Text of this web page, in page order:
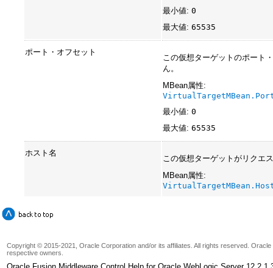
最小値: 0
最大値: 65535
ポート・オフセット
この仮想ターゲットのポート
ん。
MBean属性:
最小値: 0
最大値: 65535
ホスト名
この仮想ターゲットがリクエ
MBean属性:
Copyright © 2015-2021, Oracle Corporation and/or its affiliates. All rights reserved.
respective owners.